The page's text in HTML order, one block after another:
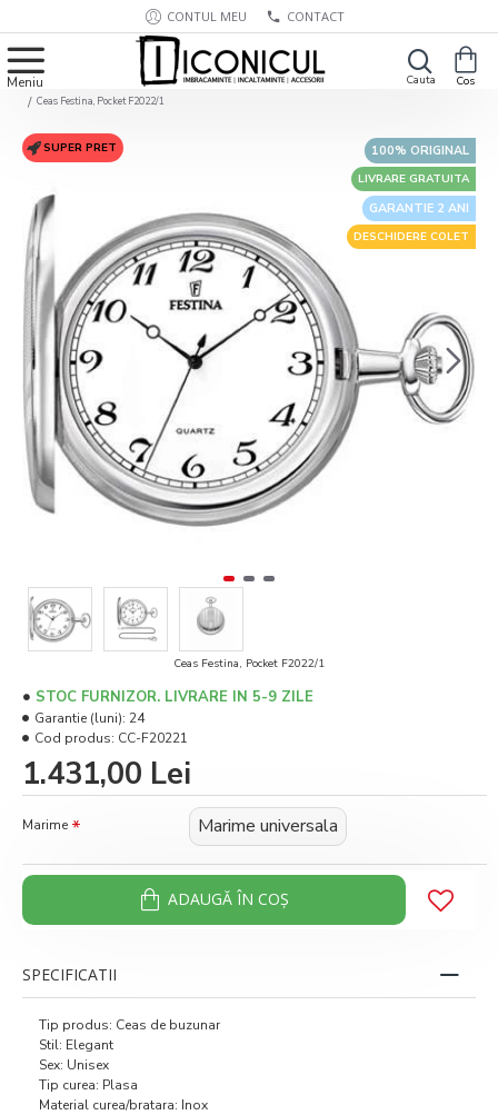
CONTUL MEU CONTACT
Ceas Festina, Pocket F2022/1
GARANTIE 2 ANI
100% ORIGINAL
LIVRARE GRATUITA
DESCHIDERE COLET
SUPER PRET
Ceas Festina, Pocket F2022/1
1.431,00 Lei
STOC FURNIZOR. LIVRARE IN 5-9 ZILE
Garantie (luni): 24
Cod produs: CC-F20221
Marime Marime universala
ADAUGĂ ÎN COŞ
SPECIFICATII
Tip produs: Ceas de buzunar
Stil: Elegant
Sex: Unisex
Tip curea: Plasa
Material curea/bratara: Inox